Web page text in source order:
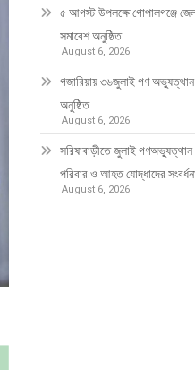
৫ আগস্ট উপলক্ষে গোপালগঞ্জে
সমাবেশ অনুষ্ঠিত
August 6, 2026
গজারিয়ায় ৩৬জুলাই গণ
অনুষ্ঠিত
August 6, 2026
সরিষাবাড়ীতে জুলাই
পরিবার ও আহত যোদ্ধাদের
August 6, 2026